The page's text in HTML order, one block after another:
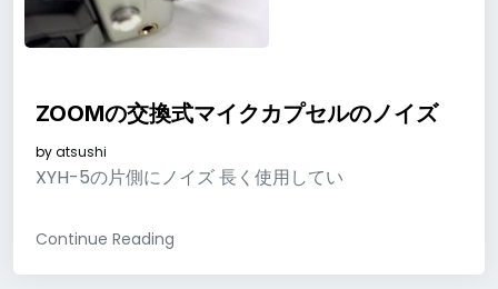
ZOOMの交換式マイクカプセルのノイズ
byatsushi
XYH-5の片側にノイズ 長く使用してい
Continue Reading